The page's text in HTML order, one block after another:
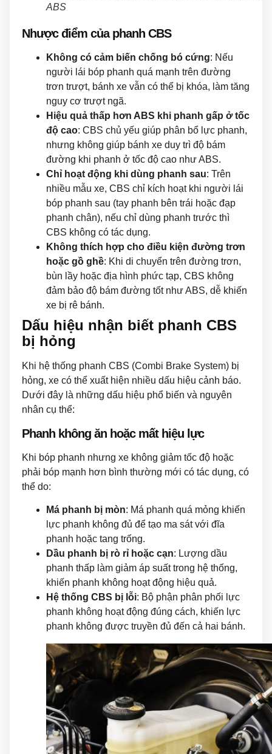
ABS
Nhược điểm của phanh CBS
Không có cảm biến chống bó cứng: Nếu
người lái bóp phanh quá mạnh trên đường
trơn trượt, bánh xe vẫn có thể bị khóa, làm tăng
nguy cơ trượt ngã.
Hiệu quả thấp hơn ABS khi phanh gấp ở tốc
độ cao: CBS chủ yếu giúp phân bổ lực phanh,
nhưng không giúp bánh xe duy trì độ bám
đường khi phanh ở tốc độ cao như ABS.
Chỉ hoạt động khi dùng phanh sau: Trên
nhiều mẫu xe, CBS chỉ kích hoạt khi người lái
bóp phanh sau (tay phanh bên trái hoặc đạp
phanh chân), nếu chỉ dùng phanh trước thì
CBS không có tác dụng.
Không thích hợp cho điều kiện đường trơn
hoặc gồ ghề: Khi di chuyển trên đường trơn,
bùn lầy hoặc địa hình phức tạp, CBS không
đảm bảo độ bám đường tốt như ABS, dễ khiến
xe bị rê bánh.
Dấu hiệu nhận biết phanh CBS
bị hỏng
Khi hệ thống phanh CBS (Combi Brake System) bị
hỏng, xe có thể xuất hiện nhiều dấu hiệu cảnh báo.
Dưới đây là những dấu hiệu phổ biến và nguyên
nhân cụ thể:
Phanh không ăn hoặc mất hiệu lực
Khi bóp phanh nhưng xe không giảm tốc độ hoặc
phải bóp mạnh hơn bình thường mới có tác dụng, có
thể do:
Má phanh bị mòn: Má phanh quá mỏng khiến
lực phanh không đủ để tạo ma sát với đĩa
phanh hoặc tang trống.
Dầu phanh bị rò rỉ hoặc cạn: Lượng dầu
phanh thấp làm giảm áp suất trong hệ thống,
khiến phanh không hoạt động hiệu quả.
Hệ thống CBS bị lỗi: Bộ phận phân phối lực
phanh không hoạt động đúng cách, khiến lực
phanh không được truyền đủ đến cả hai bánh.